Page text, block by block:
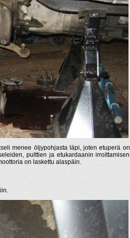
menee öljypohjasta läpi, joten etuperä on
pulttien ja etukardaanin irroittamisen
on laskettu alaspäin.